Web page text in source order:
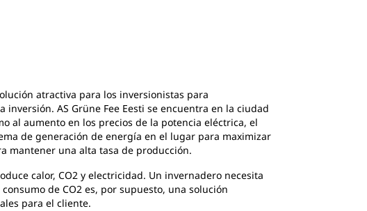
atractiva para los inversionistas para
AS Grüne Fee Eesti se encuentra en la ciudad
al aumento en los precios de la potencia eléctrica, el
de generación de energía en el lugar para maximizar
mantener una alta tasa de producción.
calor, CO2 y electricidad. Un invernadero necesita
de CO2 es, por supuesto, una solución
para el cliente.